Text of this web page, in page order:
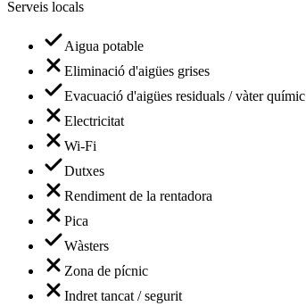
Serveis locals
Aigua potable
Eliminació d'aigües grises
Evacuació d'aigües residuals / vàter químic
Electricitat
Wi-Fi
Dutxes
Rendiment de la rentadora
Pica
Wàsters
Zona de pícnic
Indret tancat / segurit